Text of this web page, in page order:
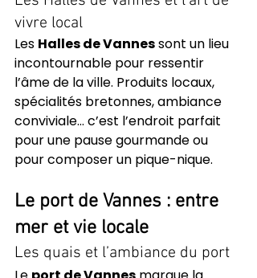
vivre local
Les Halles de Vannes sont un lieu
incontournable pour ressentir
l’âme de la ville. Produits locaux,
spécialités bretonnes, ambiance
conviviale… c’est l’endroit parfait
pour une pause gourmande ou
pour composer un pique-nique.
Le port de Vannes : entre
mer et vie locale
Les quais et l’ambiance du port